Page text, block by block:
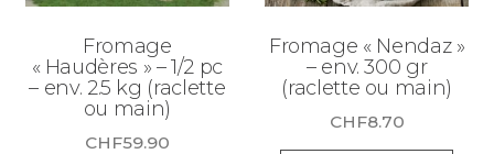
Fromage
« Haudères » – 1/2 pc
– env. 2.5 kg (raclette
ou main)
CHF59.90
Fromage « Nendaz »
– env. 300 gr
(raclette ou main)
CHF8.70